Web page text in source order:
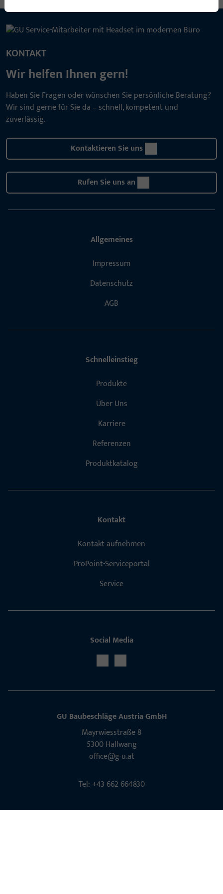
KONTAKT
Wir helfen Ihnen gern!
Haben Sie Fragen oder wünschen Sie persönliche Beratung?
Wir sind gerne für Sie da – schnell, kompetent und
zuverlässig.
Kontaktieren Sie uns
Rufen Sie uns an
Allgemeines
Impressum
Datenschutz
AGB
Schnelleinstieg
Produkte
Über Uns
Karriere
Referenzen
Produktkatalog
Kontakt
Kontakt aufnehmen
ProPoint-Serviceportal
Service
Social Media
GU Baubeschläge Aus­tria GmbH
Mayrwies­straße 8
5300 Hall­wang
office@g-u.at
Tel: +43 662 664830